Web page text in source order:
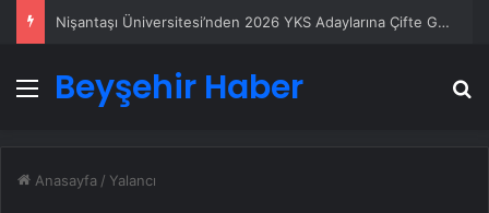
Nişantaşı Üniversitesi’nden 2026 YKS Adaylarına Çifte Güvence: Sabit Ücret ve Kesintisiz Burs
Menü
Beyşehir Haber
Anasayfa / Yalancı